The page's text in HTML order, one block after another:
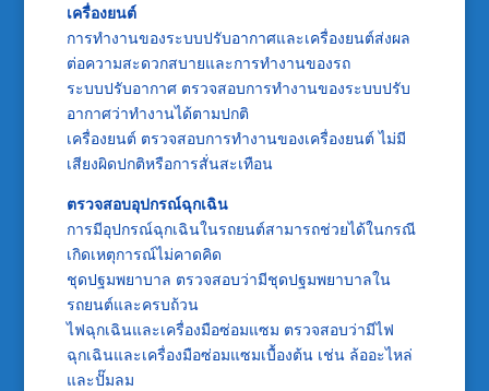
เครื่องยนต์
การทำงานของระบบปรับอากาศและเครื่องยนต์ส่งผล
ต่อความสะดวกสบายและการทำงานของรถ
ระบบปรับอากาศ ตรวจสอบการทำงานของระบบปรับ
อากาศว่าทำงานได้ตามปกติ
เครื่องยนต์ ตรวจสอบการทำงานของเครื่องยนต์ ไม่มี
เสียงผิดปกติหรือการสั่นสะเทือน
ตรวจสอบอุปกรณ์ฉุกเฉิน
การมีอุปกรณ์ฉุกเฉินในรถยนต์สามารถช่วยได้ในกรณี
เกิดเหตุการณ์ไม่คาดคิด
ชุดปฐมพยาบาล ตรวจสอบว่ามีชุดปฐมพยาบาลใน
รถยนต์และครบถ้วน
ไฟฉุกเฉินและเครื่องมือซ่อมแซม ตรวจสอบว่ามีไฟ
ฉุกเฉินและเครื่องมือซ่อมแซมเบื้องต้น เช่น ล้ออะไหล่
และปั๊มลม